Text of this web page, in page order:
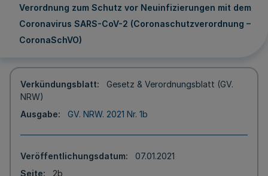
Verordnung zum Schutz vor Neuinfizierungen mit dem
Coronavirus SARS-CoV-2 (Coronaschutzverordnung –
CoronaSchVO)
Verkündungsblatt
Gesetz & Verordnungsblatt (GV.
NRW)
Ausgabe
GV. NRW. 2021 Nr. 1b
Veröffentlichungsdatum
07.01.2021
Seite
2b